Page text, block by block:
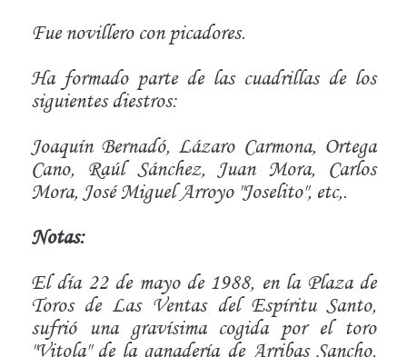
Fue novillero con picadores.
Ha formado parte de las cuadrillas de los
siguientes diestros:
Joaquín Bernadó, Lázaro Carmona, Ortega
Cano, Raúl Sánchez, Juan Mora, Carlos
Mora, José Miguel Arroyo "Joselito", etc,.
Notas:
El día 22 de mayo de 1988, en la Plaza de
Toros de Las Ventas del Espíritu Santo,
sufrió una gravísima cogida por el toro
"Vitola" de la ganadería de Arribas Sancho,